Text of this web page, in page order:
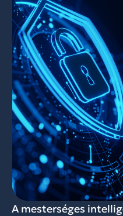
A mesterséges